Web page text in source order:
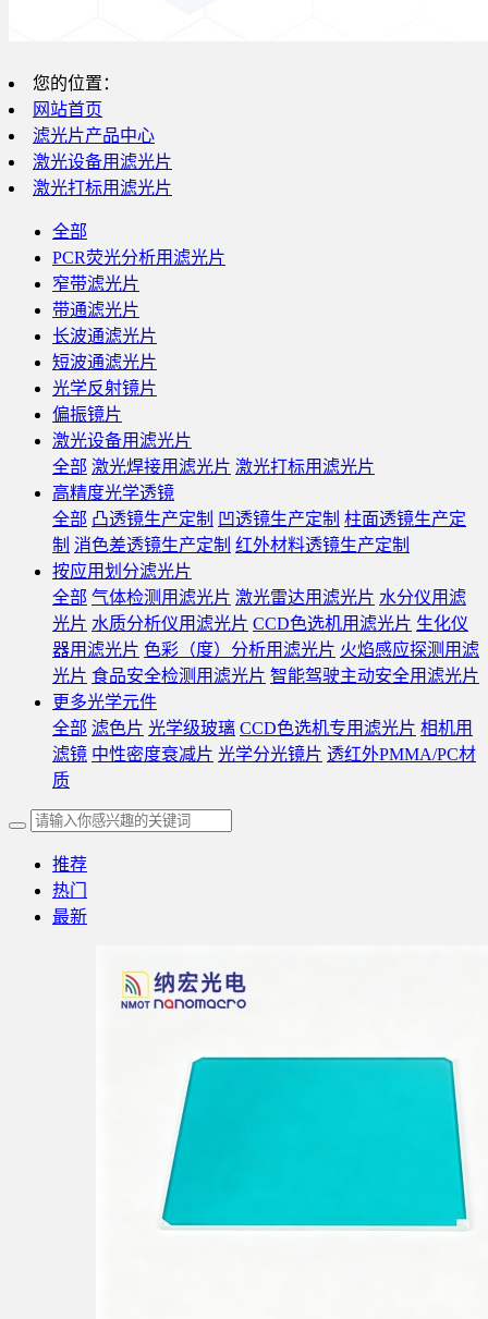
您的位置：
网站首页
滤光片产品中心
激光设备用滤光片
激光打标用滤光片
全部
PCR荧光分析用滤光片
窄带滤光片
带通滤光片
长波通滤光片
短波通滤光片
光学反射镜片
偏振镜片
激光设备用滤光片
全部 激光焊接用滤光片 激光打标用滤光片
高精度光学透镜
全部 凸透镜生产定制 凹透镜生产定制 柱面透镜生产定
制 消色差透镜生产定制 红外材料透镜生产定制
按应用划分滤光片
全部 气体检测用滤光片 激光雷达用滤光片 水分仪用滤
光片 水质分析仪用滤光片 CCD色选机用滤光片 生化仪
器用滤光片 色彩（度）分析用滤光片 火焰感应探测用滤
光片 食品安全检测用滤光片 智能驾驶主动安全用滤光片
更多光学元件
全部 滤色片 光学级玻璃 CCD色选机专用滤光片 相机用
滤镜 中性密度衰减片 光学分光镜片 透红外PMMA/PC材
质
推荐
热门
最新